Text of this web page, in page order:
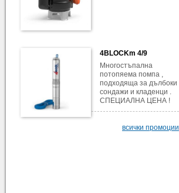
4BLOCKm 4/9
Многостъпална
потопяема помпа ,
подходяща за дълбоки
сондажи и кладенци .
СПЕЦИАЛНА ЦЕНА !
всички промоции